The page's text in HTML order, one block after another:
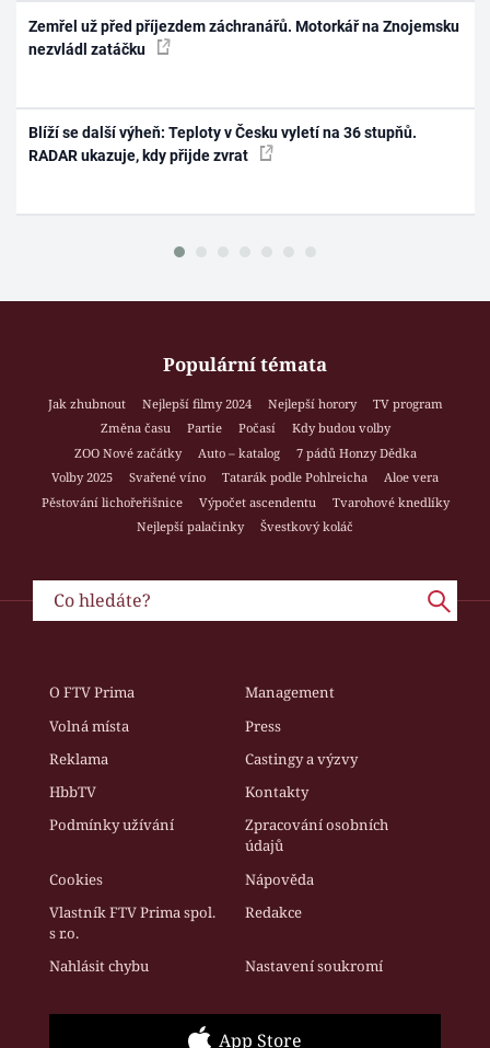
Zemřel už před příjezdem záchranářů. Motorkář na Znojemsku
nezvládl zatáčku
Blíží se další výheň: Teploty v Česku vyletí na 36 stupňů.
RADAR ukazuje, kdy přijde zvrat
Populární témata
Jak zhubnout Nejlepší filmy 2024 Nejlepší horory
TV program
Změna času
Partie Počasí
Kdy budou volby
ZOO Nové začátky
Auto – katalog
7 pádů Honzy Dědka
Volby 2025
Svařené víno Tatarák podle Pohlreicha
Aloe vera
Pěstování lichořeřišnice
Výpočet ascendentu
Tvarohové knedlíky
Nejlepší palačinky
Švestkový koláč
O FTV Prima
Management
Volná místa
Press
Reklama
Castingy a výzvy
HbbTV
Kontakty
Podmínky užívání
Zpracování osobních
údajů
Cookies
Nápověda
Vlastník FTV Prima spol.
s r.o.
Redakce
Nahlásit chybu Nastavení soukromí
App Store